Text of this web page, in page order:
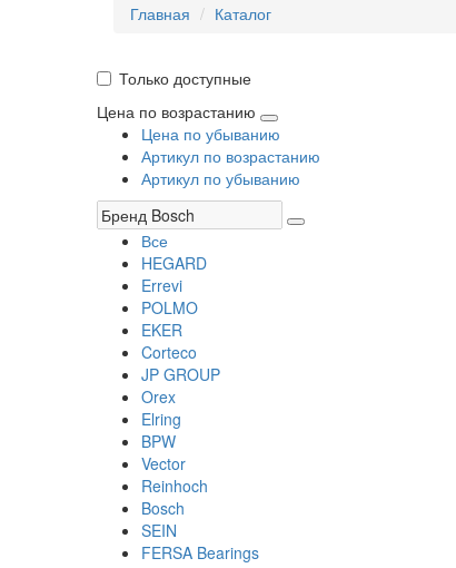
Главная
Каталог
Только доступные
Цена по возрастанию
Цена по убыванию
Артикул по возрастанию
Артикул по убыванию
Все
HEGARD
Errevi
POLMO
EKER
Corteco
JP GROUP
Orex
Elring
BPW
Vector
Reinhoch
Bosch
SEIN
FERSA Bearings